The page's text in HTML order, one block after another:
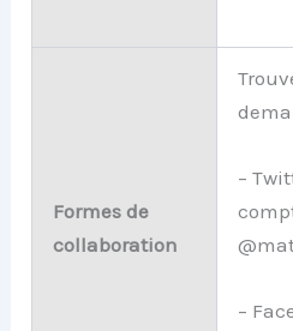
Formes de
collaboration
–
–